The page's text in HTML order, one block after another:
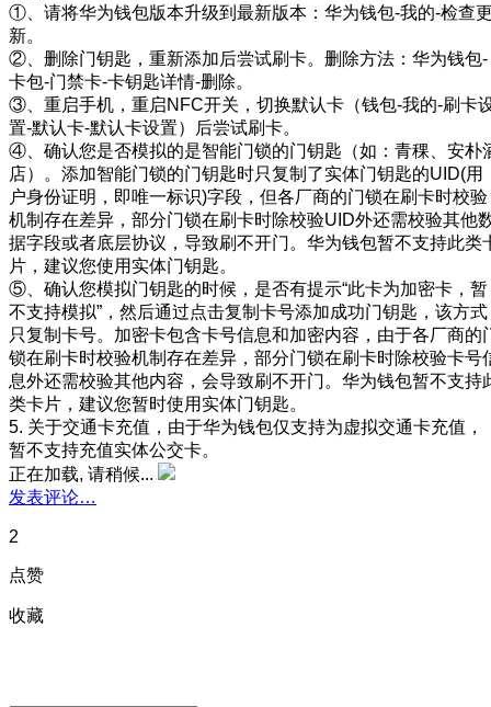
①、请将华为钱包版本升级到最新版本：华为钱包-我的-检查
新。
②、删除门钥匙，重新添加后尝试刷卡。删除方法：华为钱包-
卡包-门禁卡-卡钥匙详情-删除。
③、重启手机，重启NFC开关，切换默认卡（钱包-我的-刷卡
置-默认卡-默认卡设置）后尝试刷卡。
④、确认您是否模拟的是智能门锁的门钥匙（如：青稞、安朴
店）。添加智能门锁的门钥匙时只复制了实体门钥匙的UID(用
户身份证明，即唯一标识)字段，但各厂商的门锁在刷卡时校验
机制存在差异，部分门锁在刷卡时除校验UID外还需校验其他
据字段或者底层协议，导致刷不开门。华为钱包暂不支持此类
片，建议您使用实体门钥匙。
⑤、确认您模拟门钥匙的时候，是否有提示“此卡为加密卡，暂
不支持模拟”，然后通过点击复制卡号添加成功门钥匙，该方式
只复制卡号。加密卡包含卡号信息和加密内容，由于各厂商的
锁在刷卡时校验机制存在差异，部分门锁在刷卡时除校验卡号
息外还需校验其他内容，会导致刷不开门。华为钱包暂不支持
类卡片，建议您暂时使用实体门钥匙。
5. 关于交通卡充值，由于华为钱包仅支持为虚拟交通卡充值，
暂不支持充值实体公交卡。
正在加载, 请稍候...
发表评论…
2
点赞
收藏